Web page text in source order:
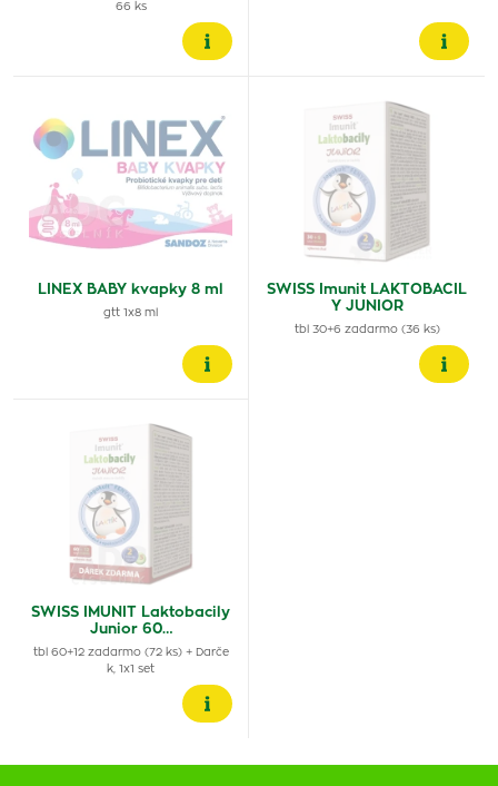
66 ks
LINEX BABY kvapky 8 ml
gtt 1x8 ml
SWISS Imunit LAKTOBACIL
Y JUNIOR
tbl 30+6 zadarmo (36 ks)
SWISS IMUNIT Laktobacily
Junior 60…
tbl 60+12 zadarmo (72 ks) + Darče
k, 1x1 set